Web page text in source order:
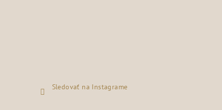
Sledovať na Instagrame